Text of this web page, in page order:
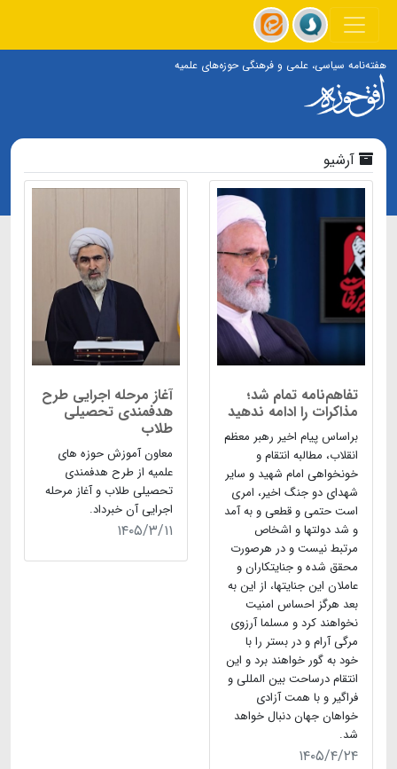
هفته‌نامه سیاسی، علمی و فرهنگی حوزه‌های علمیه
آرشیو
تفاهم‌نامه تمام شد؛
مذاکرات را ادامه ندهید
براساس پیام اخیر رهبر معظم
انقلاب، مطالبه انتقام و
خونخواهی امام شهید و سایر
شهدای دو جنگ اخیر، امری
است حتمی و قطعی و به آمد
و شد دولتها و اشخاص
مرتبط نیست و در هرصورت
محقق شده و جنایتکاران و
عاملان این جنایتها، از این به
بعد هرگز احساس امنیت
نخواهند کرد و مسلما آرزوی
مرگی آرام و در بستر را با
خود به گور خواهند برد و این
انتقام درساحت بین المللی و
فراگیر و با همت آزادی
خواهان جهان دنبال خواهد
شد.
۱۴۰۵/۴/۲۴
آغاز مرحله اجرایی طرح
هدفمندی تحصیلی
طلاب
معاون آموزش حوزه های
علمیه از طرح هدفمندی
تحصیلی طلاب و آغاز مرحله
اجرایی آن خبرداد.
۱۴۰۵/۳/۱۱